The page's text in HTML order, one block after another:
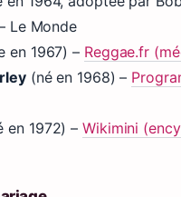
Le Monde
en 1967) – Reggae.fr
(né en 1968) –
en 1972) –Wikimini